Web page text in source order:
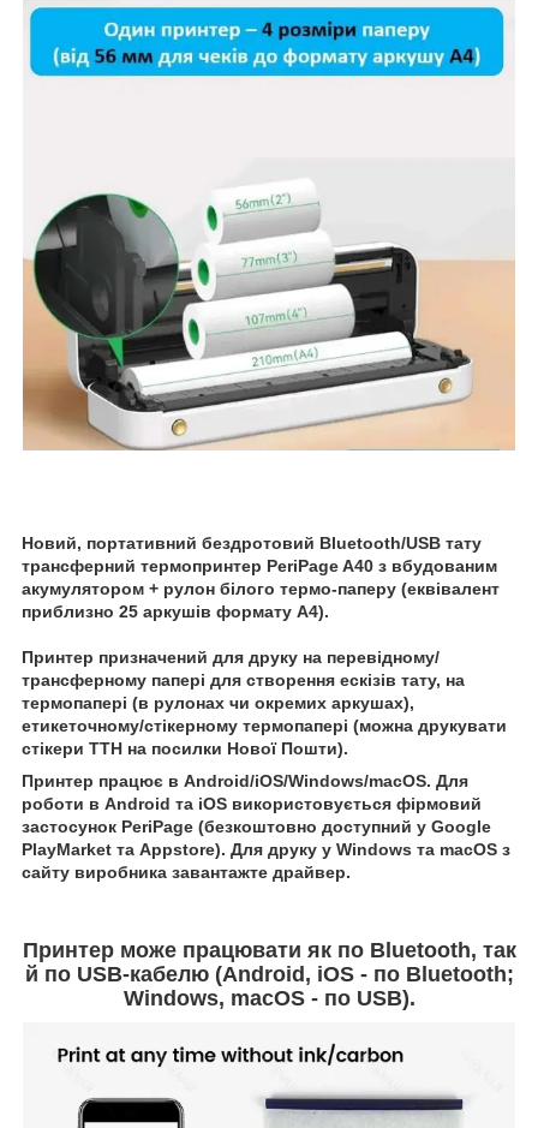
Новий, портативний бездротовий Bluetooth/USB тату
трансферний термопринтер PeriPage A40 з вбудованим
акумулятором + рулон білого термо-паперу (еквівалент
приблизно 25 аркушів формату А4).
Принтер призначений для друку на перевідному/
трансферному папері для створення ескізів тату, на
термопапері (в рулонах чи окремих аркушах),
етикеточному/стікерному термопапері (можна друкувати
стікери ТТН на посилки Нової Пошти).
Принтер працює в Android/iOS/Windows/macOS. Для
роботи в Android та iOS використовується фірмовий
застосунок PeriPage (безкоштовно доступний у Google
PlayMarket та Appstore). Для друку у Windows та macOS з
сайту виробника завантажте драйвер.
Принтер може працювати як по Bluetooth, так
й по USB-кабелю (Android, iOS - по Bluetooth;
Windows, macOS - по USB).